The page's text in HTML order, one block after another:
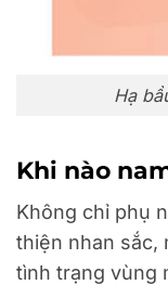
Hạ
Khi nào
Không chỉ phụ
thiện nhan sắc,
tình trạng vùng